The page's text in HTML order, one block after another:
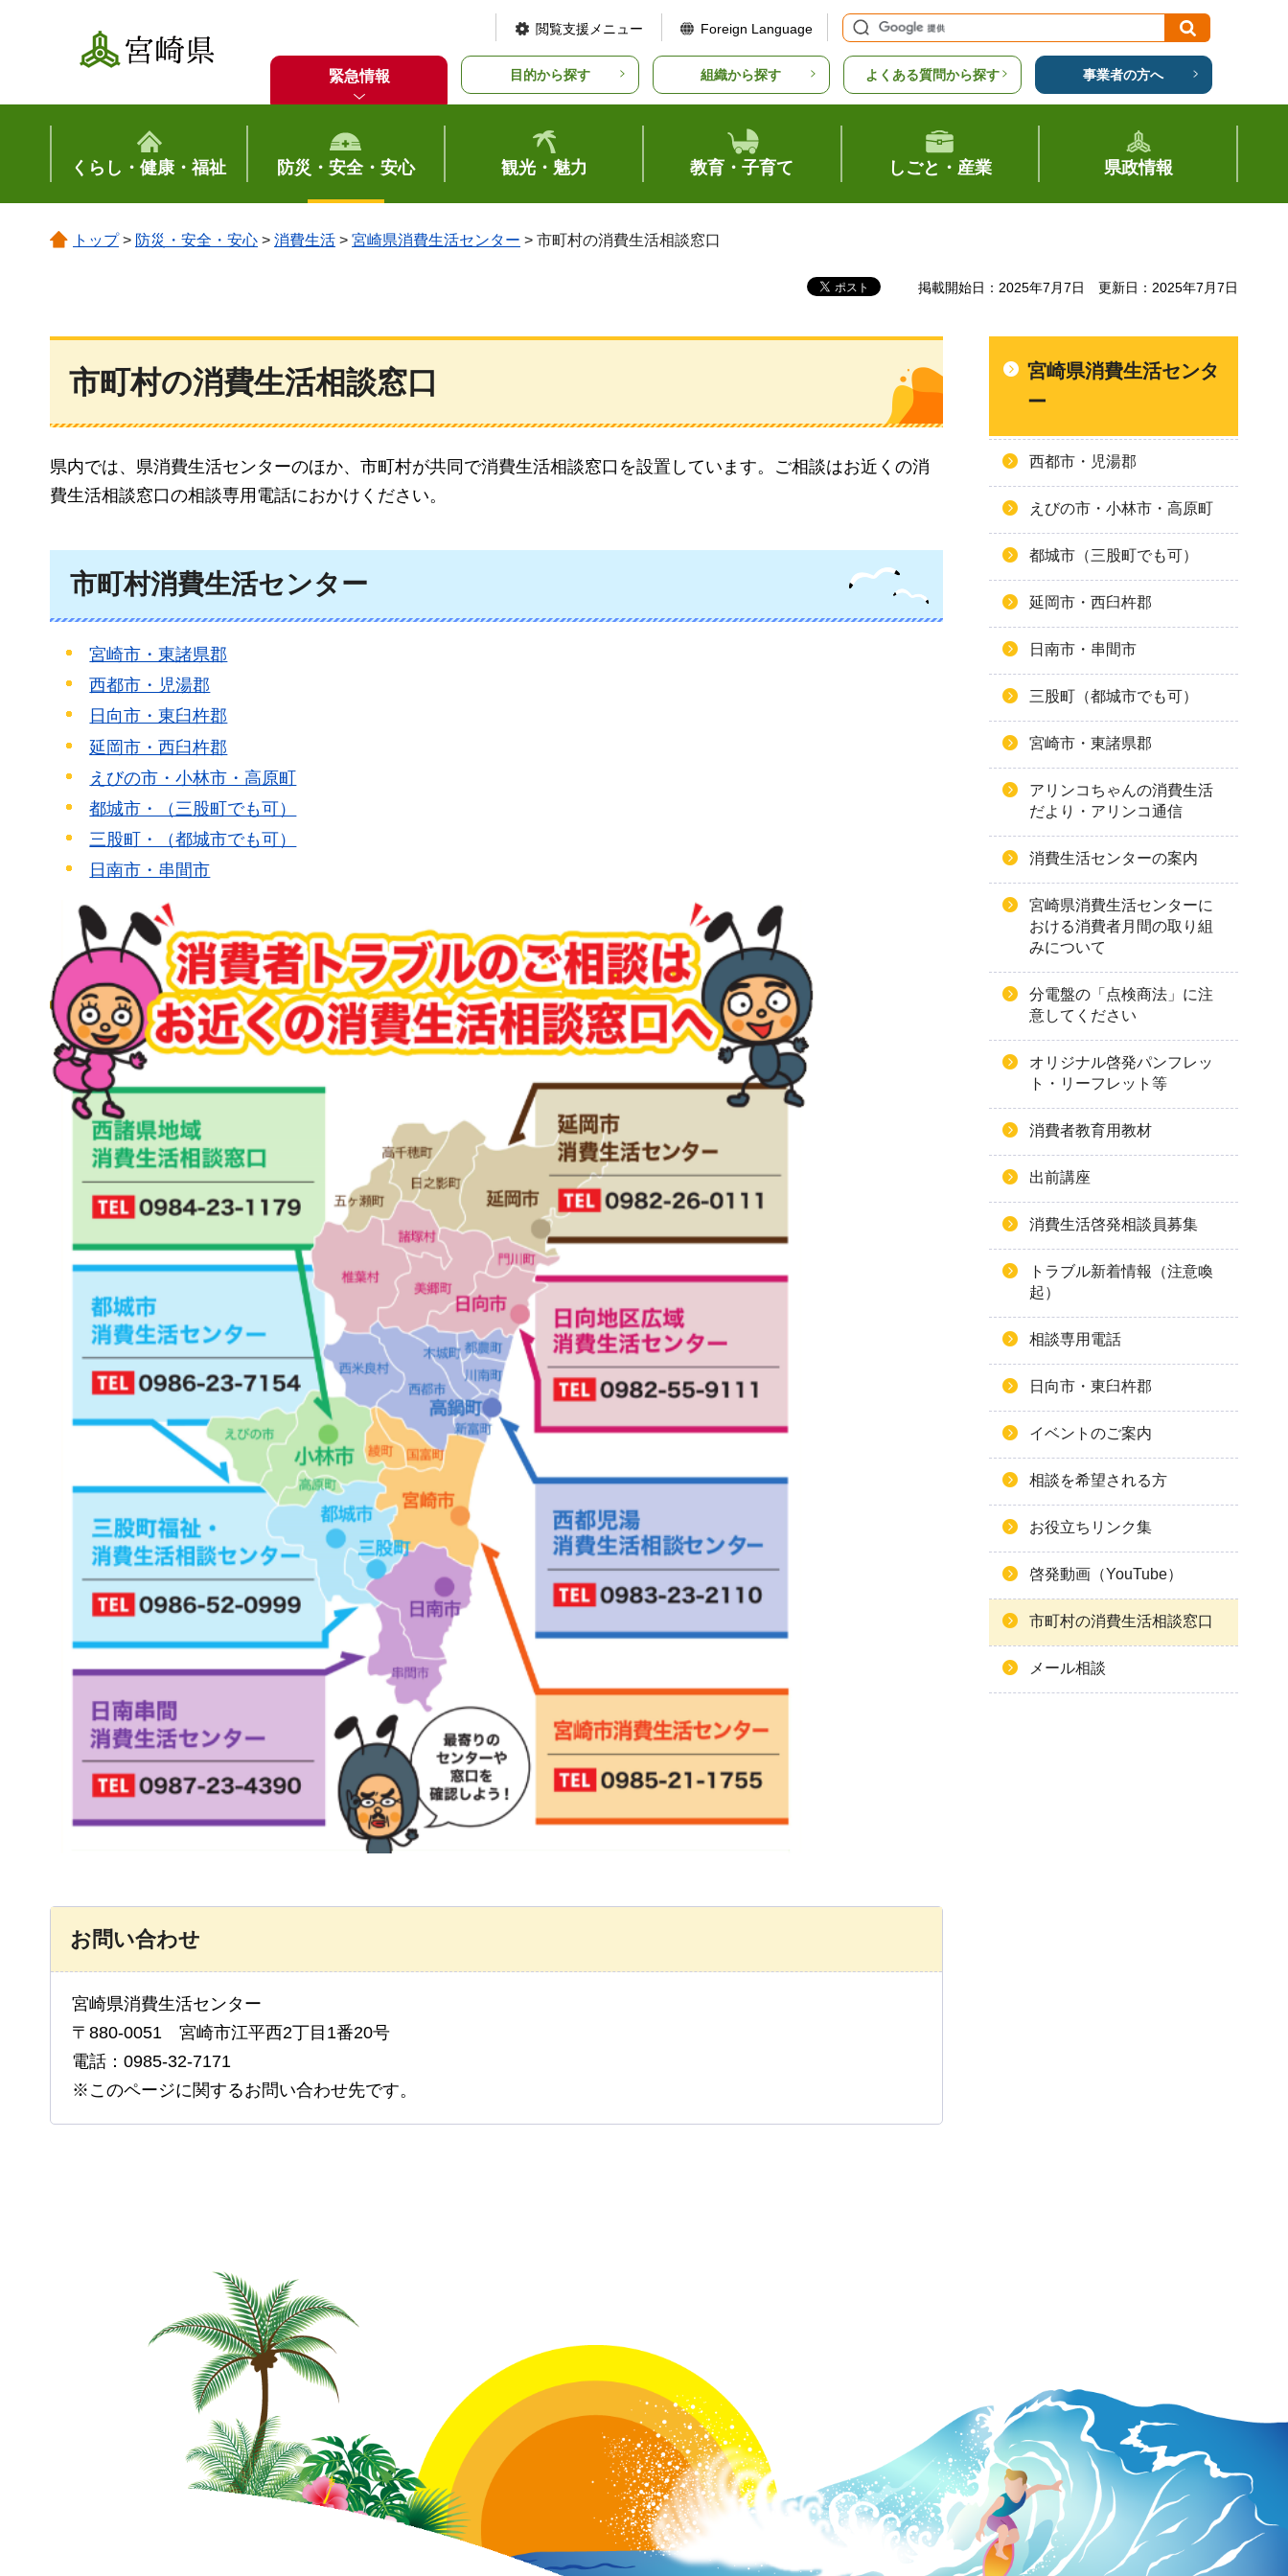
宮崎県
閲覧支援メニュー Foreign Language
緊急情報 目的から探す 組織から探す よくある質問から探す 事業者の方へ
くらし・健康・福祉 防災・安全・安心 観光・魅力 教育・子育て しごと・産業 県政情報
トップ> 防災・安全・安心 > 消費生活 > 宮崎県消費生活センター > 市町村の消費生活相談窓口
掲載開始日：2025年7月7日 更新日：2025年7月7日
市町村の消費生活相談窓口
県内では、県消費生活センターのほか、市町村が共同で消費生活相談窓口を設置しています。ご相談はお近くの消
費生活相談窓口の相談専用電話におかけください。
市町村消費生活センター
宮崎市・東諸県郡
西都市・児湯郡
日向市・東臼杵郡
延岡市・西臼杵郡
えびの市・小林市・高原町
都城市・（三股町でも可）
三股町・（都城市でも可）
日南市・串間市
お問い合わせ
宮崎県消費生活センター
〒880-0051 宮崎市江平西2丁目1番20号
電話：0985-32-7171
※このページに関するお問い合わせ先です。
宮崎県消費生活センタ
ー
西都市・児湯郡
えびの市・小林市・高原町
都城市（三股町でも可）
延岡市・西臼杵郡
日南市・串間市
三股町（都城市でも可）
宮崎市・東諸県郡
アリンコちゃんの消費生活
だより・アリンコ通信
消費生活センターの案内
宮崎県消費生活センターに
おける消費者月間の取り組
みについて
分電盤の「点検商法」に注
意してください
オリジナル啓発パンフレッ
ト・リーフレット等
消費者教育用教材
出前講座
消費生活啓発相談員募集
トラブル新着情報（注意喚
起）
相談専用電話
日向市・東臼杵郡
イベントのご案内
相談を希望される方
お役立ちリンク集
啓発動画（YouTube）
市町村の消費生活相談窓口
メール相談